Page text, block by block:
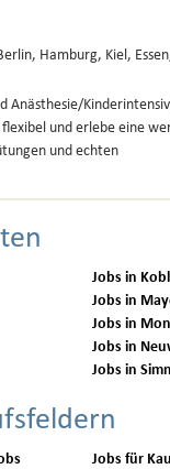
Hamburg, Kiel,
Anästhesie/
und erlebe eine
und echten
Jobs in
Jobs in
Jobs in
Jobs in
Jobs in
Jobs für